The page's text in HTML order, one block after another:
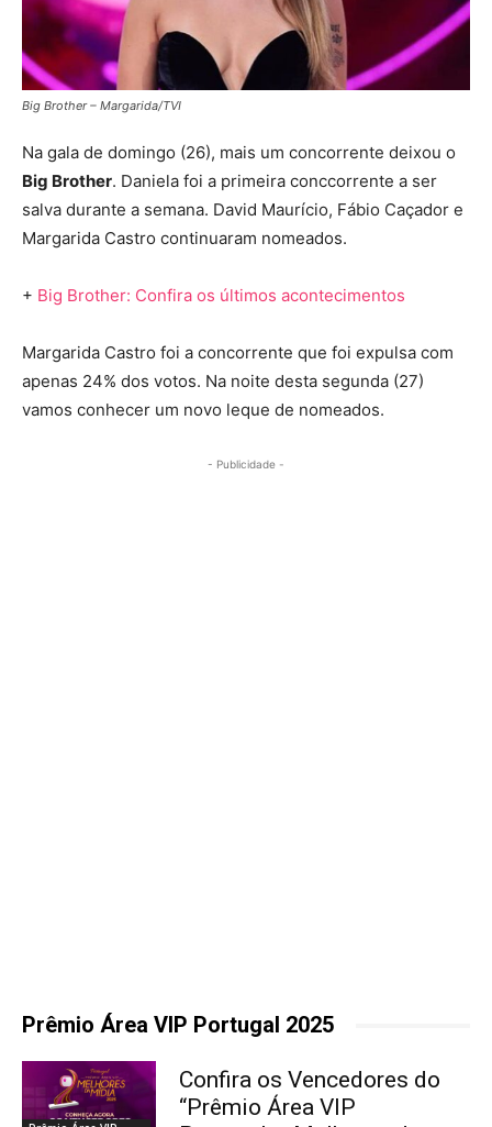
Big Brother – Margarida/TVI
Na gala de domingo (26), mais um concorrente deixou o
Big Brother. Daniela foi a primeira conccorrente a ser
salva durante a semana. David Maurício, Fábio Caçador e
Margarida Castro continuaram nomeados.
+ Big Brother: Confira os últimos acontecimentos
Margarida Castro foi a concorrente que foi expulsa com
apenas 24% dos votos. Na noite desta segunda (27)
vamos conhecer um novo leque de nomeados.
- Publicidade -
Prêmio Área VIP Portugal 2025
Confira os Vencedores do
“Prêmio Área VIP